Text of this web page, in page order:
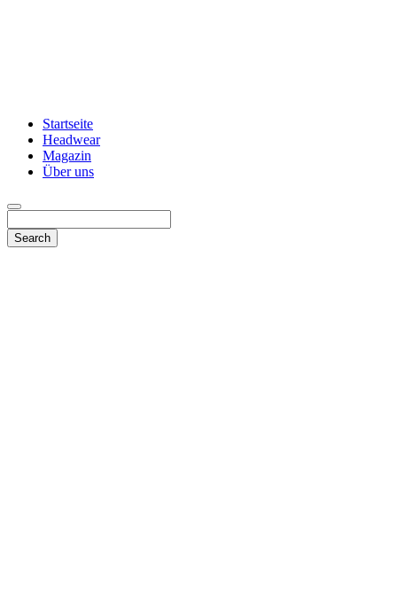
Startseite
Headwear
Magazin
Über uns